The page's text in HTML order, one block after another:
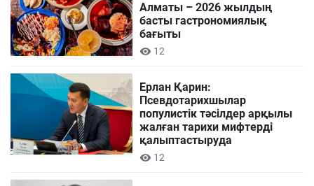
Алматы – 2026 жылдың
басты гастрономиялық
бағыты
12
Ерлан Қарин:
Псевдотарихшылар
популистік тәсілдер арқылы
жалған тарихи мифтерді
қалыптастыруда
12